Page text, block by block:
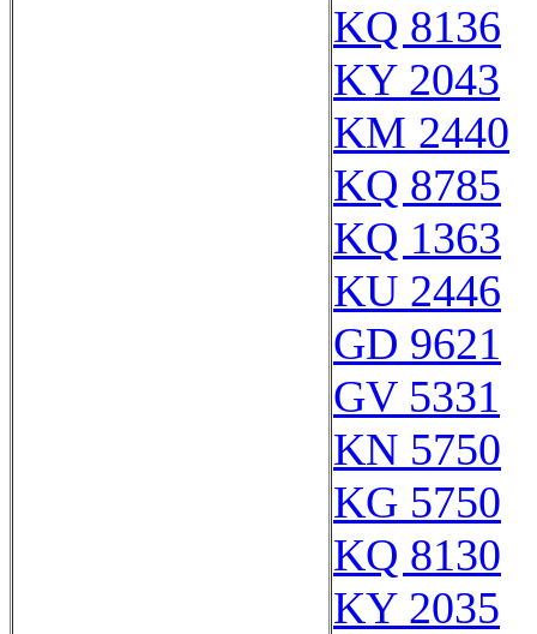
KQ 8136
KY 2043
KM 2440
KQ 8785
KQ 1363
KU 2446
GD 9621
GV 5331
KN 5750
KG 5750
KQ 8130
KY 2035